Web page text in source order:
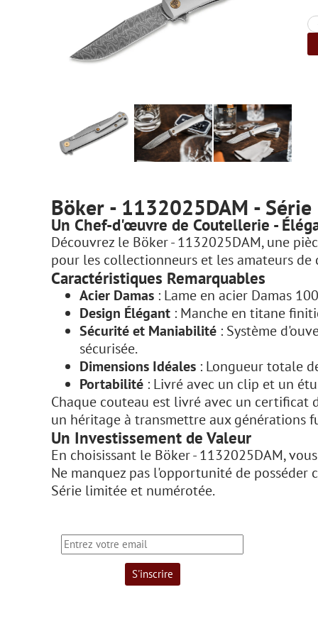
Böker - 1132025DAM -
Un Chef-d'œuvre de Coutellerie -
Découvrez le Böker - 1132025DAM, une
pour les collectionneurs et les amateurs
Caractéristiques Remarquables
Acier Damas : Lame en acier Damas
Design Élégant : Manche en titane
Sécurité et Maniabilité : Système
sécurisée.
Dimensions Idéales : Longueur totale
Portabilité : Livré avec un clip et un
Chaque couteau est livré avec un certificat
un héritage à transmettre aux générations
Un Investissement de Valeur
En choisissant le Böker - 1132025DAM,
Ne manquez pas l'opportunité de
Série limitée et numérotée.